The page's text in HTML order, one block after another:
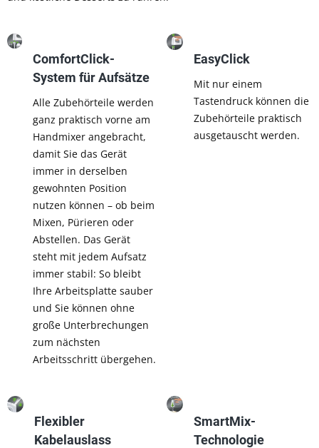
ComfortClick-
System für Aufsätze
Alle Zubehörteile werden
ganz praktisch vorne am
Handmixer angebracht,
damit Sie das Gerät
immer in derselben
gewohnten Position
nutzen können – ob beim
Mixen, Pürieren oder
Abstellen. Das Gerät
steht mit jedem Aufsatz
immer stabil: So bleibt
Ihre Arbeitsplatte sauber
und Sie können ohne
große Unterbrechungen
zum nächsten
Arbeitsschritt übergehen.
EasyClick
Mit nur einem
Tastendruck können die
Zubehörteile praktisch
ausgetauscht werden.
Flexibler
Kabelauslass
SmartMix-
Technologie